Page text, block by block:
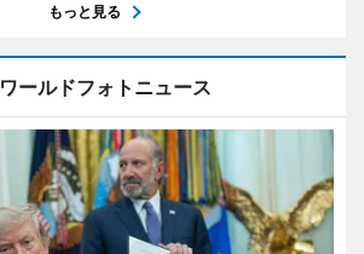
もっと見る
ワールドフォトニュース